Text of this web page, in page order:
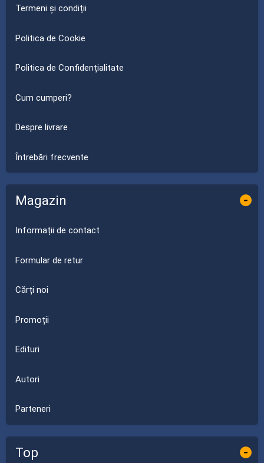
Termeni și condiții
Politica de Cookie
Politica de Confidențialitate
Cum cumperi?
Despre livrare
Întrebări frecvente
Magazin -
Informații de contact
Formular de retur
Cărți noi
Promoții
Edituri
Autori
Parteneri
Top -